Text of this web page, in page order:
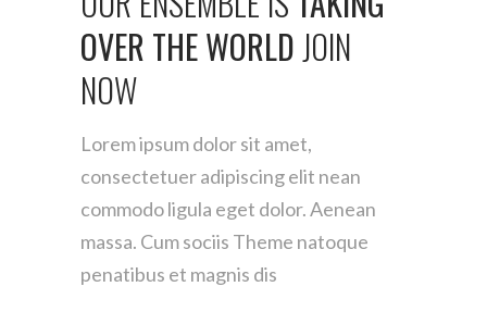
OVER THEWORLDJOIN
NOW
Lorem ipsum dolor sit amet,
consectetuer adipiscing elit nean
commodo ligula eget dolor. Aenean
massa. Cumsociis Theme natoque
penatibus et magnis dis